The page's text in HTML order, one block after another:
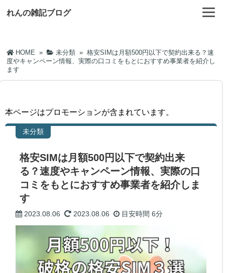
れんの雑記ブログ
HOME » 未分類 » 格安SIMは月額500円以下で契約出来る？速
度やキャンペーン情報、実際の口コミをもとにおすすめ事業者を紹介し
ます
本ページはプロモーションが含まれています。
未分類
格安SIMは月額500円以下で契約出来
る？速度やキャンペーン情報、実際の口
コミをもとにおすすめ事業者を紹介しま
す
2023.08.06 2023.08.06 目安時間6分